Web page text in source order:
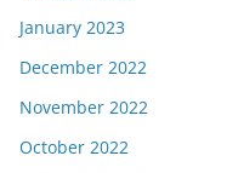
January 2023
December 2022
November 2022
October 2022